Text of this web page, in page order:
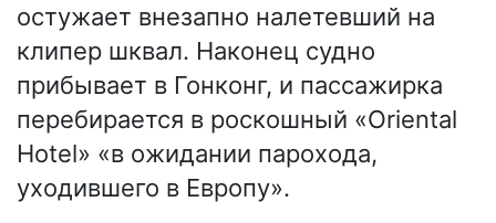
остужает внезапно налетевший на
клипер шквал. Наконец судно
прибывает в Гонконг, и пассажирка
перебирается в роскошный «Oriental
Hotel» «в ожидании парохода,
уходившего в Европу».